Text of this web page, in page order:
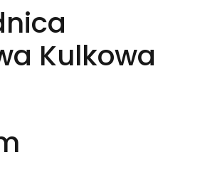
Kulkowa